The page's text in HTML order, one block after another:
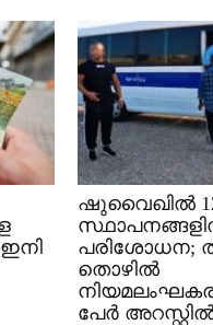
ഷുവൈഖിൽ
പരിശോധന;
തൊഴിൽ
പേർ